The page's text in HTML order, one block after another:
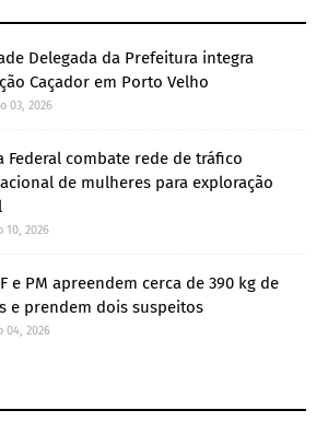
Delegada da Prefeitura integra
Caçador em Porto Velho
03, 2026
Federal combate rede de tráfico
de mulheres para exploração
10, 2026
e PM apreendem cerca de 390 kg de
e prendem dois suspeitos
04, 2026